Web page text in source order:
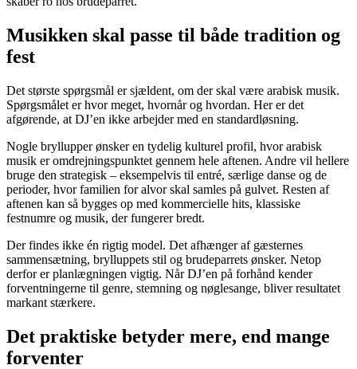
Musikken skal passe til både tradition og
fest
Det største spørgsmål er sjældent, om der skal være arabisk musik.
Spørgsmålet er hvor meget, hvornår og hvordan. Her er det
afgørende, at DJ’en ikke arbejder med en standardløsning.
Nogle bryllupper ønsker en tydelig kulturel profil, hvor arabisk
musik er omdrejningspunktet gennem hele aftenen. Andre vil hellere
bruge den strategisk – eksempelvis til entré, særlige danse og de
perioder, hvor familien for alvor skal samles på gulvet. Resten af
aftenen kan så bygges op med kommercielle hits, klassiske
festnumre og musik, der fungerer bredt.
Der findes ikke én rigtig model. Det afhænger af gæsternes
sammensætning, brylluppets stil og brudeparrets ønsker. Netop
derfor er planlægningen vigtig. Når DJ’en på forhånd kender
forventningerne til genre, stemning og nøglesange, bliver resultatet
markant stærkere.
Det praktiske betyder mere, end mange
forventer